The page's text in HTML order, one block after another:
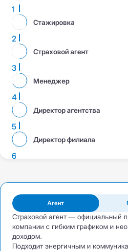
1
2
Стажировка
3
Страховой агент
4
Менеджер
5
Директор агентства
6
Директор филиала
Агент
Страховой агент — официальный
компании с гибким графиком и
доходом.
Подходит энергичным и